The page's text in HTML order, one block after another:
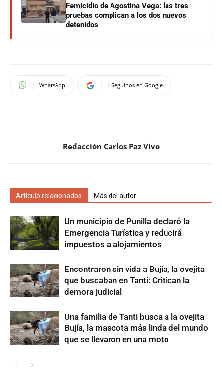
Femicidio de Agostina Vega: las tres
pruebas complican a los dos nuevos
detenidos
WhatsApp + Seguinos en Google
Redacción Carlos Paz Vivo
Artículo relacionados Más del autor
Un municipio de Punilla declaró la
Emergencia Turística y reducirá
impuestos a alojamientos
Encontraron sin vida a Bujía, la ovejita
que buscaban en Tanti: Critican la
demora judicial
Una familia de Tanti busca a la ovejita
Bujía, la mascota más linda del mundo
que se llevaron en una moto